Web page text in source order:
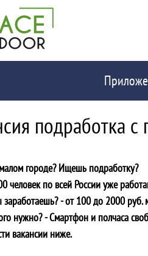
подработка
городе? Ищешь подработку?
человек по всей России уже
заработаешь? - от 100 до 2000 руб.
нужно? - Cмартфон и полчаса
вакансии ниже.